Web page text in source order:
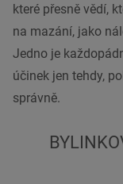
které přesně vědí,
na mazání, jako
Jedno je
účinek jen tehdy,
správně.